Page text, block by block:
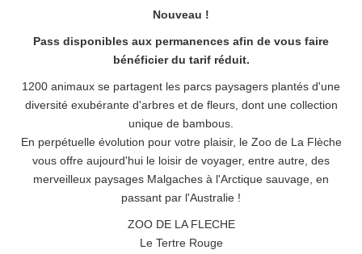
LES MEMBRES / LES PERMANENCES
PARTENAIRES 2026
Nouveau !
Pass disponibles aux permanences afin de vous faire
bénéficier du tarif réduit.
1200 animaux se partagent les parcs paysagers plantés d'une
diversité exubérante d'arbres et de fleurs, dont une collection
unique de bambous.
En perpétuelle évolution pour votre plaisir, le Zoo de La Flèche
vous offre aujourd'hui le loisir de voyager, entre autre, des
merveilleux paysages Malgaches à l'Arctique sauvage, en
passant par l'Australie !
ZOO DE LA FLECHE
Le Tertre Rouge